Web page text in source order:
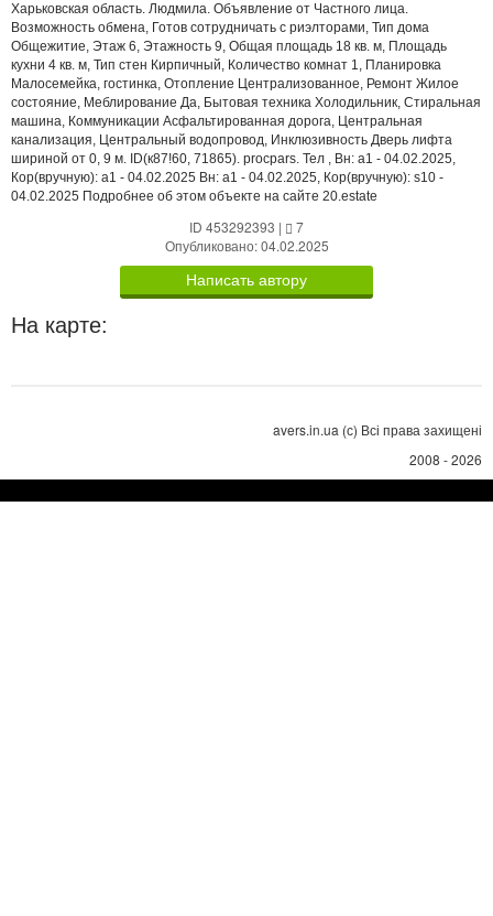
Харьковская область. Людмила. Объявление от Частного лица.
Возможность обмена, Готов сотрудничать с риэлторами, Тип дома
Общежитие, Этаж 6, Этажность 9, Общая площадь 18 кв. м, Площадь
кухни 4 кв. м, Тип стен Кирпичный, Количество комнат 1, Планировка
Малосемейка, гостинка, Отопление Централизованное, Ремонт Жилое
состояние, Меблирование Да, Бытовая техника Холодильник, Стиральная
машина, Коммуникации Асфальтированная дорога, Центральная
канализация, Центральный водопровод, Инклюзивность Дверь лифта
шириной от 0, 9 м. ID(к87!60, 71865). procpars. Тел , Вн: a1 - 04.02.2025,
Кор(вручную): a1 - 04.02.2025 Вн: a1 - 04.02.2025, Кор(вручную): s10 -
04.02.2025 Подробнее об этом объекте на сайте 20.estate
ID 453292393 |
7
Опубликовано: 04.02.2025
Написать автору
На карте:
avers.in.ua (с) Всі права захищені
2008 - 2026